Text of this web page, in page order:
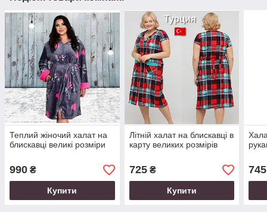
Теплий жіночий халат на
блискавці великі розміри
990 ₴
Купити
Літній халат на блискавці в
карту великих розмірів
725₴
Купити
745